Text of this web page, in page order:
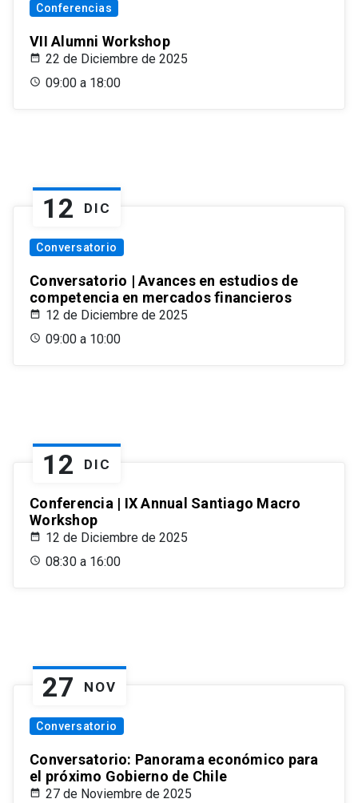
Conferencias
VII Alumni Workshop
22 de Diciembre de 2025
09:00 a 18:00
12 DIC
Conversatorio
Conversatorio | Avances en estudios de
competencia en mercados financieros
12 de Diciembre de 2025
09:00 a 10:00
12 DIC
Conferencia | IX Annual Santiago Macro
Workshop
12 de Diciembre de 2025
08:30 a 16:00
27 NOV
Conversatorio
Conversatorio: Panorama económico para
el próximo Gobierno de Chile
27 de Noviembre de 2025